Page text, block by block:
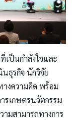
เป็นกำลังใจและ
ธุรกิจ นักวิจัย
งความคิด พร้อม
รเกษตรนวัตกรรม
มสามารถทางการ